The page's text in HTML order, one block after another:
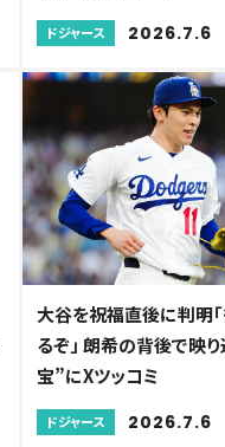
ドジャース 2026.7.6
大谷を祝福直後に判明「
るぞ」 朗希の背後で映
宝”にXツッコミ
ドジャース 2026.7.6